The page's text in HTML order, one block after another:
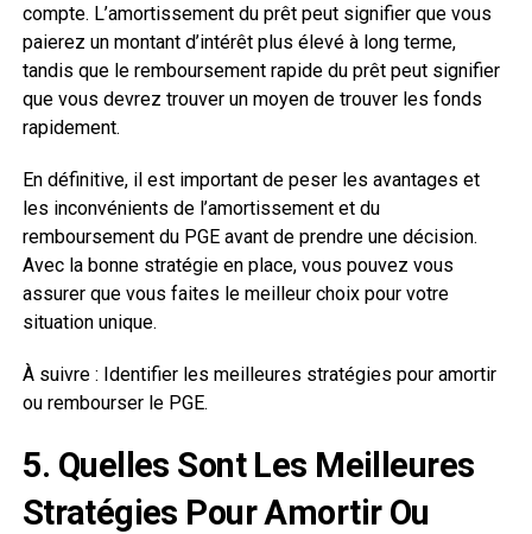
compte. L’amortissement du prêt peut signifier que vous
paierez un montant d’intérêt plus élevé à long terme,
tandis que le remboursement rapide du prêt peut signifier
que vous devrez trouver un moyen de trouver les fonds
rapidement.
En définitive, il est important de peser les avantages et
les inconvénients de l’amortissement et du
remboursement du PGE avant de prendre une décision.
Avec la bonne stratégie en place, vous pouvez vous
assurer que vous faites le meilleur choix pour votre
situation unique.
À suivre : Identifier les meilleures stratégies pour amortir
ou rembourser le PGE.
5. Quelles Sont Les Meilleures
Stratégies Pour Amortir Ou